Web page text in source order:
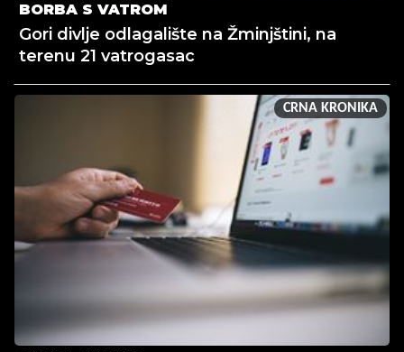
BORBA S VATROM
Gori divlje odlagalište na Žminjštini, na
terenu 21 vatrogasac
CRNA KRONIKA